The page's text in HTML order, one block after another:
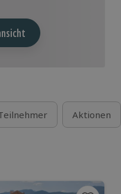
Aktionen